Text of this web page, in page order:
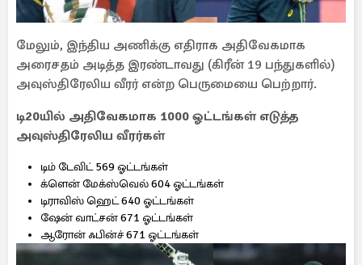
மேலும், இந்திய அணிக்கு எதிராக அதிவேகமாக
அரைசதம் அடித்த இரண்டாவது (கிரீன் 19 பந்துகளில்)
அவுஸ்திரேலிய வீரர் என்ற பெருமையை பெற்றார்.
டி20யில் அதிவேகமாக 1000 ஓட்டங்கள் எடுத்த
அவுஸ்திரேலிய வீரர்கள்
டிம் டேவிட் 569 ஓட்டங்கள்
க்ளென் மேக்ஸ்வெல் 604 ஓட்டங்கள்
டிராவிஸ் ஹெட் 640 ஓட்டங்கள்
ஷேன் வாட்சன் 671 ஓட்டங்கள்
ஆரோன் ஃபின்ச் 671 ஓட்டங்கள்